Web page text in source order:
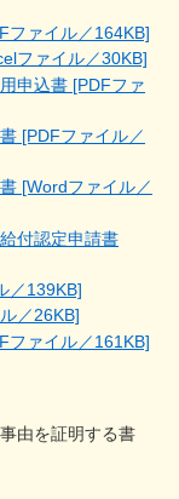
ファイル／164KB]
ファイル／30KB]
申込書 [PDFファ
[PDFファイル／
[Wordファイル／
付認定申請書
／139KB]
／26KB]
ファイル／161KB]
由を証明する書